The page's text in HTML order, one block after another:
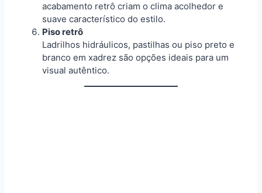
acabamento retrô criam o clima acolhedor e
suave característico do estilo.
Piso retrô
Ladrilhos hidráulicos, pastilhas ou piso preto e
branco em xadrez são opções ideais para um
visual autêntico.